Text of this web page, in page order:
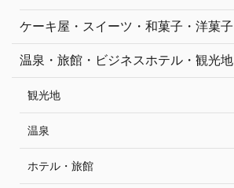
ケーキ屋・スイーツ・和菓子・洋菓子
温泉・旅館・ビジネスホテル・観光地
観光地
温泉
ホテル・旅館